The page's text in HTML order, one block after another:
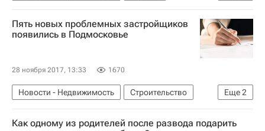
Инфраструктура
Россия
Пять новых проблемных застройщиков
появились в Подмосковье
28 ноября 2017, 13:33 1670
Еще2
Новости - Недвижимость
Строительство
Московская область (Подмосковье)
Россия
Как одному из родителей после развода подарить